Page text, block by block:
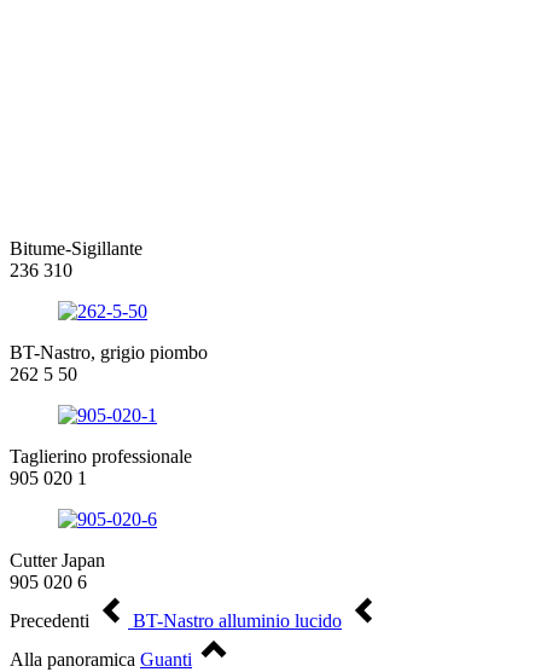
Bitume-Sigillante
236 310
BT-Nastro, grigio piombo
262 5 50
Taglierino professionale
905 020 1
Cutter Japan
905 020 6
Precedenti
BT-Nastro alluminio lucido
Alla panoramica Guanti